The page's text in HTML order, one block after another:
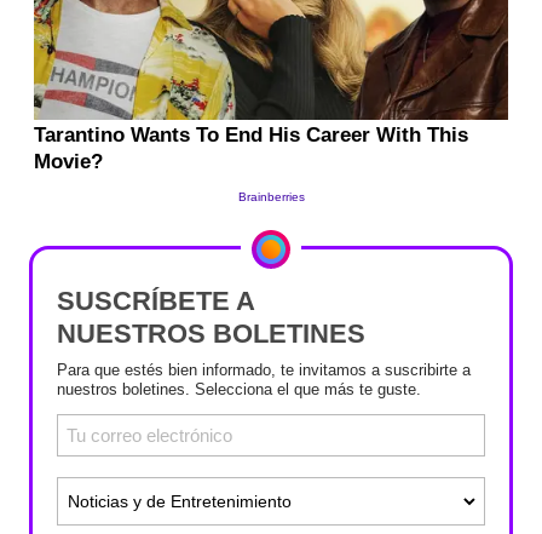
SUSCRÍBETE A
NUESTROS BOLETINES
Para que estés bien informado, te invitamos a suscribirte a
nuestros boletines. Selecciona el que más te guste.